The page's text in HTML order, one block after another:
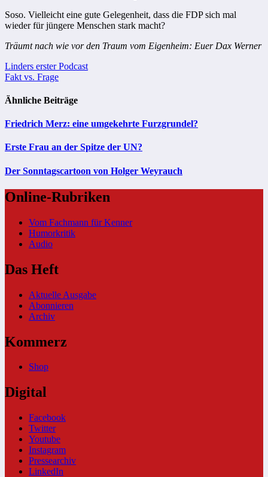
Soso. Vielleicht eine gute Gelegenheit, dass die FDP sich mal
wieder für jüngere Menschen stark macht?
Träumt nach wie vor den Traum vom Eigenheim: Euer Dax Werner
Beitragsnavigation
Linders erster Podcast
Fakt vs. Frage
Ähnliche Beiträge
Friedrich Merz: eine umgekehrte Furzgrundel?
Erste Frau an der Spitze der UN?
Der Sonntagscartoon von Holger Weyrauch
Online-Rubriken
Vom Fachmann für Kenner
Humorkritik
Audio
Das Heft
Aktuelle Ausgabe
Abonnieren
Archiv
Kommerz
Shop
Digital
Facebook
Twitter
Youtube
Instagram
Pressearchiv
LinkedIn